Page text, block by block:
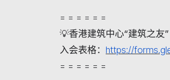
= = = = = =
💡香港建筑中心“建筑之友”
入会表格： https://
= = = = = =